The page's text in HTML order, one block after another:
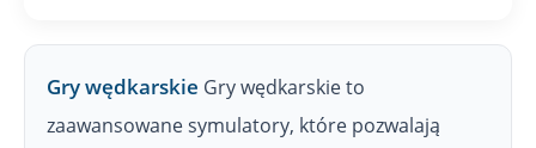
Gry wędkarskie Gry wędkarskie to
zaawansowane symulatory, które pozwalają